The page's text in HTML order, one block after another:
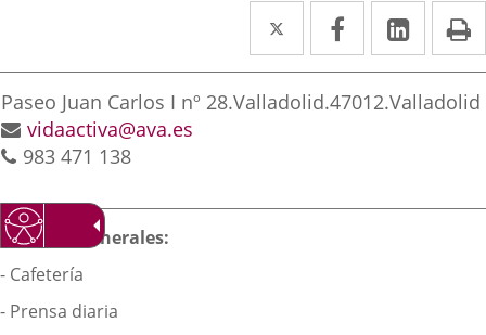
Twitter
Enlace
a
una
Facebook
Enlace
a
una
Enlace
a
una
Dirección
postal
Paseo Juan Carlos I nº 28.Valladolid.47012.Valladolid
Dirección
de
electrónico
vidaactiva@ava.es
Teléfonos
983 471 138
Descripción
Servicios generales:
- Cafetería
- Prensa diaria